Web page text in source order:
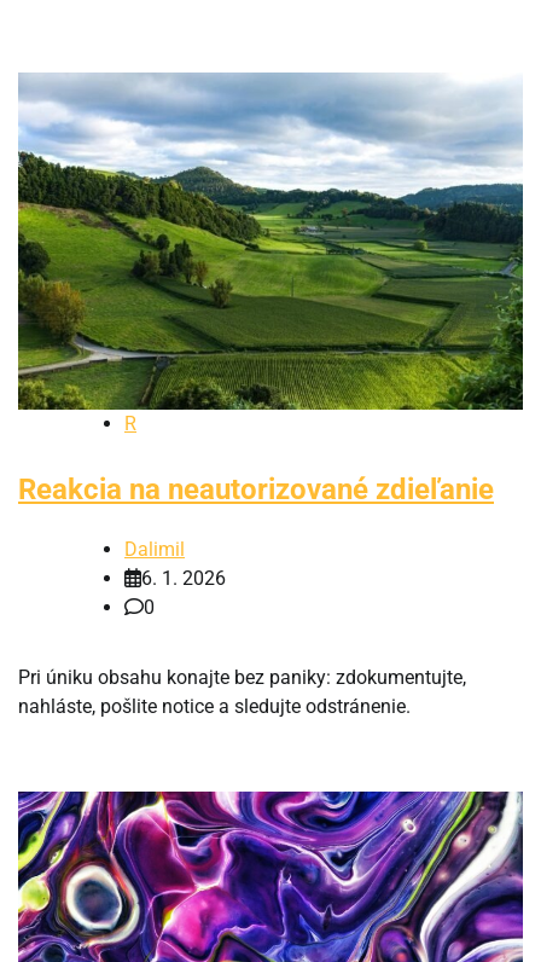
R
Reakcia na neautorizované zdieľanie
Dalimil
6. 1. 2026
0
Pri úniku obsahu konajte bez paniky: zdokumentujte,
nahláste, pošlite notice a sledujte odstránenie.